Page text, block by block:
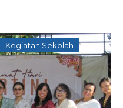
Kegiatan Sekolah